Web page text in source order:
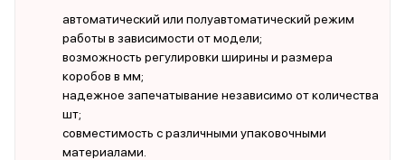
автоматический или полуавтоматический режим
работы в зависимости от модели;
возможность регулировки ширины и размера
коробов в мм;
надежное запечатывание независимо от количества
шт;
совместимость с различными упаковочными
материалами.